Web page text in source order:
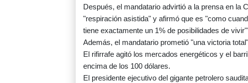
Después, el mandatario advirtió a la prensa en la
"respiración asistida" y afirmó que es "como
tiene exactamente un 1% de posibilidades de
Además, el mandatario prometió "una victoria
El rifirrafe agitó los mercados energéticos y el
encima de los 100 dólares.
El presidente ejecutivo del gigante petrolero